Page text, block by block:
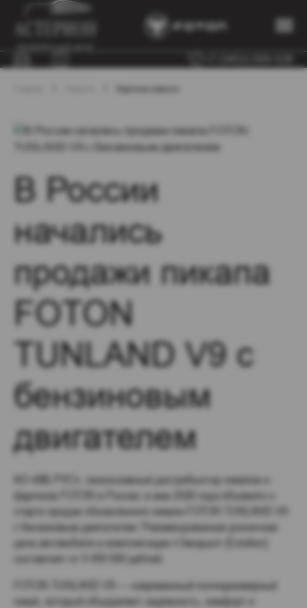
Карточка новости
В России
начались
продажи пикапа
FOTON
TUNLAND V9 с
бензиновым
двигателем
АО «МБ РУС», эксклюзивный дистрибьютор пикапов и
фургонов FOTON в России, в мае 2026 года объявило о
старте продаж обновлённого пикапа FOTON TUNLAND V9
с бензиновым двигателем. Рекомендованная розничная
цена автомобиля в комплектации «Эмоушн» (Emotion)
составляет от 5 450 000 рублей.
FOTON TUNLAND V9 — современный полноразмерный
пикап, который объединяет надёжность, комфорт и